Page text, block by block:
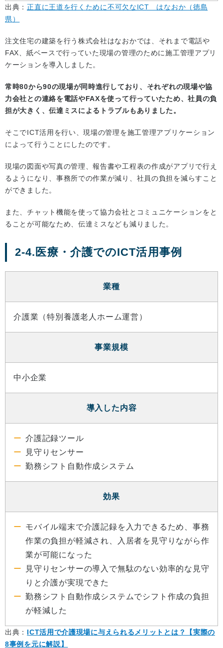
出典：正直に王道を行くために不可欠なICT はなおか（徳島
県）
注文住宅の建築を行う株式会社はなおかでは、それまで電話や
FAX、紙ベースで行っていた現場の管理のために施工管理アプリ
ケーションを導入しました。
常時80から90の現場が同時進行しており、それぞれの現場や協
力会社との連絡を電話やFAXを使って行っていたため、社員の負
担が大きく、伝達ミスによるトラブルもありました。
そこでICT活用を行い、現場の管理を施工管理アプリケーション
によって行うことにしたのです。
現場の図面や写真の管理、報告書や工程表の作成がアプリで行え
るようになり、事務所での作業が減り、社員の負担を減らすこと
ができました。
また、チャット機能を使って協力会社とコミュニケーションをと
ることが可能なため、伝達ミスなども減りました。
2-4.医療・介護でのICT活用事例
業種
介護業（特別養護老人ホーム運営）
事業規模
中小企業
導入した内容
介護記録ツール
見守りセンサー
勤務シフト自動作成システム
効果
モバイル端末で介護記録を入力できるため、事務
作業の負担が軽減され、入居者を見守りながら作
業が可能になった
見守りセンサーの導入で無駄のない効率的な見守
りと介護が実現できた
勤務シフト自動作成システムでシフト作成の負担
が軽減した
出典： ICT活用で介護現場に与えられるメリットとは？【実際の
8事例を元に解説】